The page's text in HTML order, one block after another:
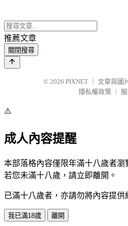
推薦文章
關閉搜尋
© 2026 PIXNET
文章與圖
隱私權政策
⚠️
成人內容提醒
本部落格內容僅限年滿十八歲者瀏
若您未滿十八歲，請立即離開。
已滿十八歲者，亦請勿將內容提供
我已滿18歲 離開